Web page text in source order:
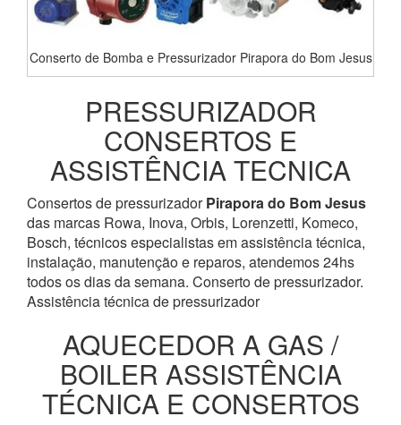
Conserto de Bomba e Pressurizador Pirapora do Bom Jesus
PRESSURIZADOR
CONSERTOS E
ASSISTÊNCIA TECNICA
Consertos de pressurizadorPirapora do Bom Jesus
das marcas Rowa, Inova, Orbis, Lorenzetti, Komeco,
Bosch, técnicos especialistas em assistência técnica,
instalação, manutenção e reparos, atendemos 24hs
todos os dias da semana. Conserto de pressurizador.
Assistência técnica de pressurizador
AQUECEDOR A GAS /
BOILER ASSISTÊNCIA
TÉCNICA E CONSERTOS